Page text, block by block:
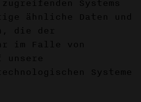
Systems
ähnliche Daten und
die der
im Falle von
Systeme